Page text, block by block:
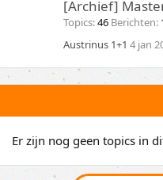
[Archief]
Topics 46 Berichten
Austrinus 1+1 4 jan
Er zijn nog geen topics in